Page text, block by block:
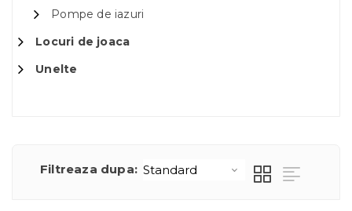
Pompe de iazuri
Locuri de joaca
Unelte
Filtreaza dupa: